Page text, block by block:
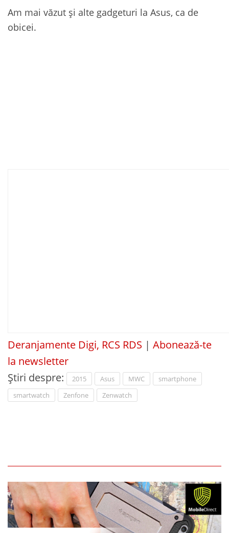
Am mai văzut și alte gadgeturi la Asus, ca de
obicei.
Deranjamente Digi, RCS RDS | Abonează-te
la newsletter
Știri despre:
2015 Asus MWC
smartphone
smartwatch
Zenfone Zenwatch